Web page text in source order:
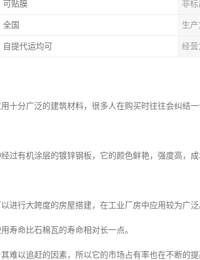
可贴膜 非
全国 生
自提代运均可 经营
十分广泛的建筑材料，很多人在购买时往往会纠结
过有机涂层的镀锌钢板，它的颜色鲜艳，强度高，
进行大跨度的房屋搭建，在工业厂房中应用较为广泛
寿命比石棉瓦的寿命相对长一点。
难以追赶的因素，所以它的市场占有率也在不断的